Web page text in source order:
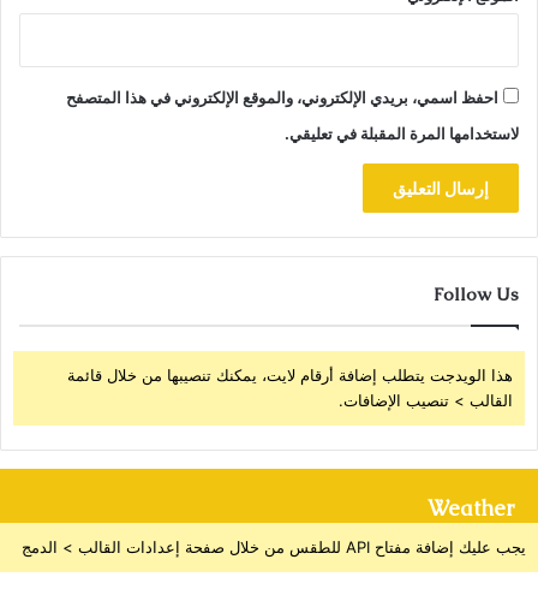
احفظ اسمي، بريدي الإلكتروني، والموقع الإلكتروني في هذا المتصفح
لاستخدامها المرة المقبلة في تعليقي.
Follow Us
هذا الويدجت يتطلب إضافة أرقام لايت، يمكنك تنصيبها من خلال قائمة
القالب > تنصيب الإضافات.
Weather
يجب عليك إضافة مفتاح API للطقس من خلال صفحة إعدادات القالب > الدمج